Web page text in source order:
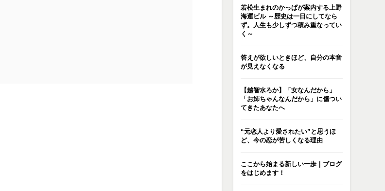
若松生まれのかっぱが案内する上野
海運ビル ～歴史は一日にしてなら
ず。人生も少しずつ積み重なってい
く～
答えが欲しいときほど、自分の本音
が見えなくなる
【越智水ろか】「女なんだから」
「お姉ちゃんなんだから」に傷つい
てきたあなたへ
“元恋人より愛されたい”と思うほ
ど、今の恋が苦しくなる理由
ここから始まる新しい一歩｜ブログ
をはじめます！